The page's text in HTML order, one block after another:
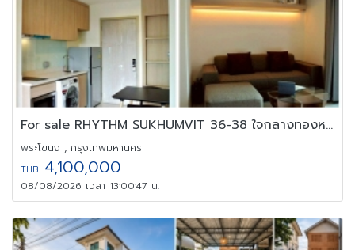
For sale RHYTHM SUKHUMVIT 36-38 ใจกลางทองหล่อ ใกล้ BTS ชั้น 10
พระโขนง , กรุงเทพมหานคร
THB 4,100,000
08/08/2026 เวลา 13:00:47 น.